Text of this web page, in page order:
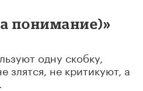
понимание)»
одну скобку,
злятся, не критикуют, а